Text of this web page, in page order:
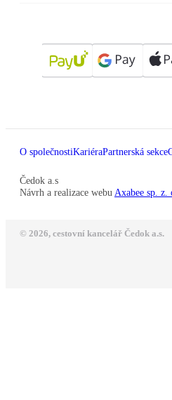
O společnostiKariéraPartnerská sekce
Čedok a.s
Návrh a realizace webu Axabee sp. z.
© 2026, cestovní kancelář Čedok a.s.